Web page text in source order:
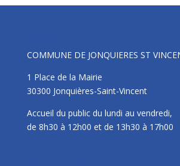
COMMUNE DE JONQUIERES ST
1 Place de la Mairie
30300 Jonquières-Saint-Vincent
Accueil du public du lundi au vendredi,
de 8h30 à 12h00 et de 13h30 à 17h00